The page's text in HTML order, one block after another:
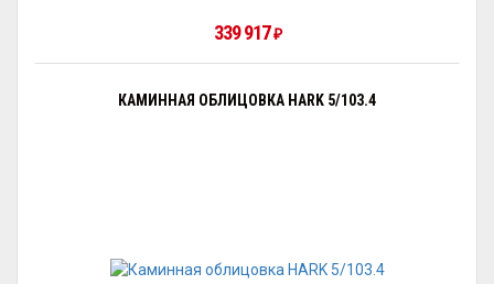
339 917₽
КАМИННАЯ ОБЛИЦОВКА HARK 5/103.4